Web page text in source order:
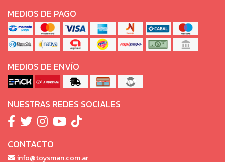
MEDIOS DE PAGO
MEDIOS DE ENVÍO
NUESTRAS REDES SOCIALES
CONTACTO
info@toysman.com.ar